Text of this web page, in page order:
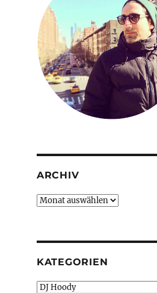
ARCHIV
Archiv
KATEGORIEN
Kategorien